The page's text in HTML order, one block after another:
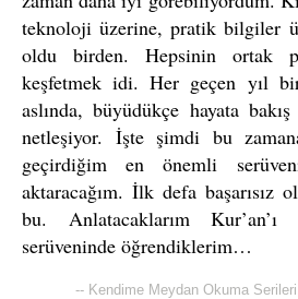
teknoloji üzerine, pratik bilgiler
oldu birden. Hepsinin ortak
keşfetmek idi. Her geçen yıl
aslında, büyüdükçe hayata
netleşiyor. İşte şimdi bu
geçirdiğim en önemli
aktaracağım. İlk defa başarısız
bu. Anlatacaklarım Kur’an’ı
serüveninde öğrendiklerim…
-- Kendime Meydan Okuma Serileri